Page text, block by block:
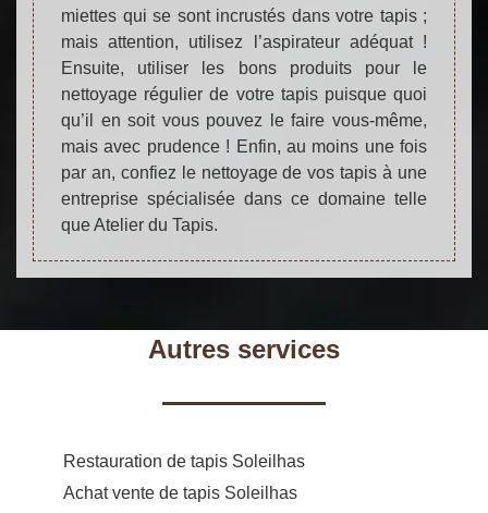
miettes qui se sont incrustés dans votre tapis ;
mais attention, utilisez l’aspirateur adéquat !
Ensuite, utiliser les bons produits pour le
nettoyage régulier de votre tapis puisque quoi
qu’il en soit vous pouvez le faire vous-même,
mais avec prudence ! Enfin, au moins une fois
par an, confiez le nettoyage de vos tapis à une
entreprise spécialisée dans ce domaine telle
que Atelier du Tapis.
Autres services
Restauration de tapis Soleilhas
Achat vente de tapis Soleilhas